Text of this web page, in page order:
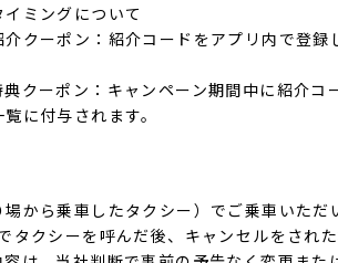
ミングについて
クーポン：紹介コードをアプリ内で登
クーポン：キャンペーン期間中に紹介コ
に付与されます。
場から乗車したタクシー）でご乗車いた
タクシーを呼んだ後、キャンセルをされ